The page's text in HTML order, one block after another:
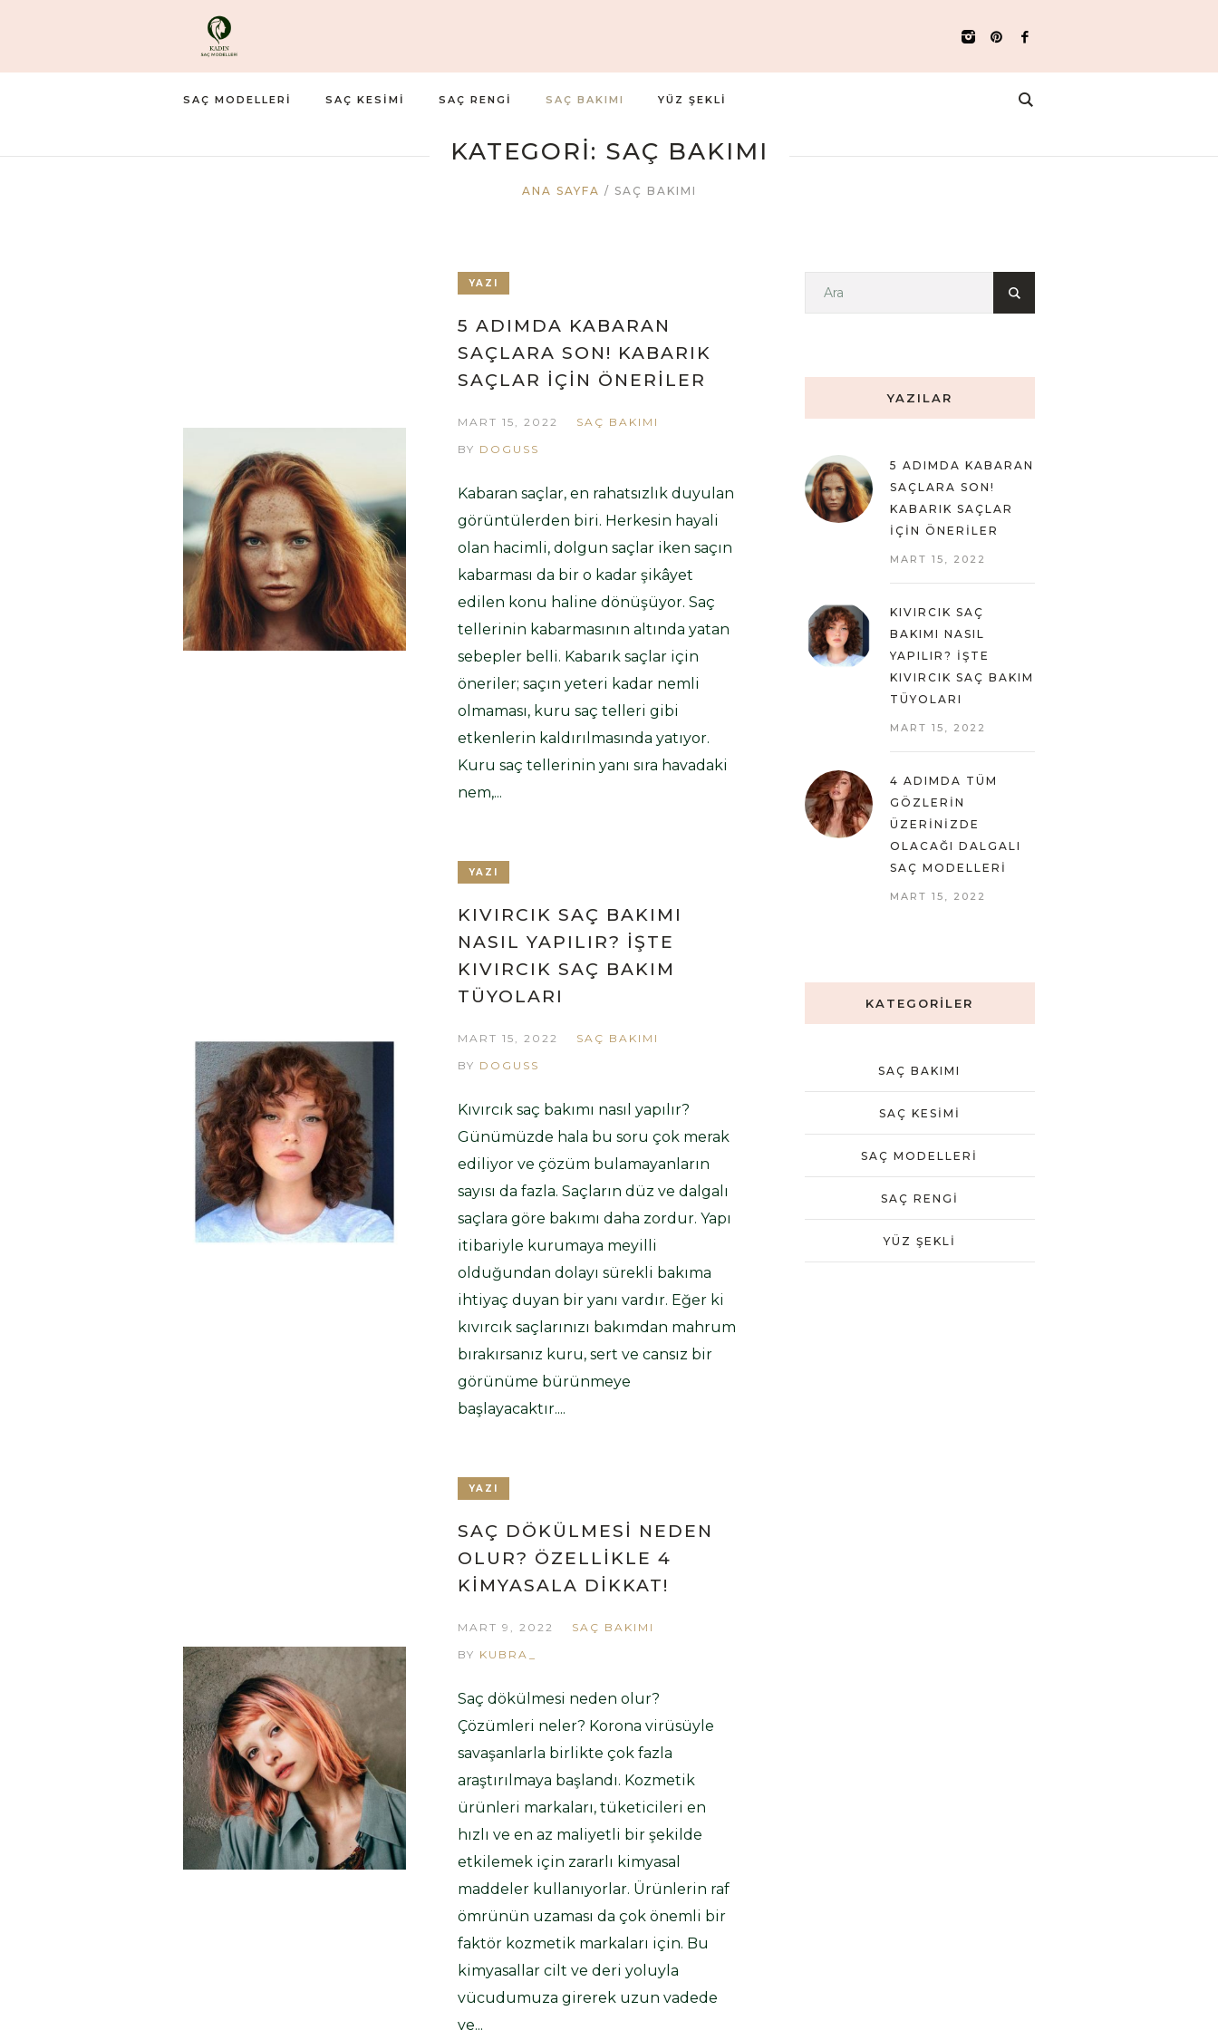
SAÇ MODELLERI SAÇ KESIMI SAÇ RENGI SAÇ BAKIMI YÜZ ŞEKLI
KATEGORI: SAÇ BAKIMI
ANA SAYFA / SAÇ BAKIMI
YAZI
5 ADIMDA KABARAN
SAÇLARA SON! KABARIK
SAÇLAR İÇIN ÖNERILER
MART 15, 2022
SAÇ BAKIMI
BY DOGUSS
Kabaran saçlar, en rahatsızlık duyulan
görüntülerden biri. Herkesin hayali
olan hacimli, dolgun saçlar iken saçın
kabarması da bir o kadar şikâyet
edilen konu haline dönüşüyor. Saç
tellerinin kabarmasının altında yatan
sebepler belli. Kabarık saçlar için
öneriler; saçın yeteri kadar nemli
olmaması, kuru saç telleri gibi
etkenlerin kaldırılmasında yatıyor.
Kuru saç tellerinin yanı sıra havadaki
nem,...
YAZI
KIVIRCIK SAÇ BAKIMI
NASIL YAPILIR? İŞTE
KIVIRCIK SAÇ BAKIM
TÜYOLARI
MART 15, 2022
SAÇ BAKIMI
BY DOGUSS
Kıvırcık saç bakımı nasıl yapılır?
Günümüzde hala bu soru çok merak
ediliyor ve çözüm bulamayanların
sayısı da fazla. Saçların düz ve dalgalı
saçlara göre bakımı daha zordur. Yapı
itibariyle kurumaya meyilli
olduğundan dolayı sürekli bakıma
ihtiyaç duyan bir yanı vardır. Eğer ki
kıvırcık saçlarınızı bakımdan mahrum
bırakırsanız kuru, sert ve cansız bir
görünüme bürünmeye
başlayacaktır....
YAZI
SAÇ DÖKÜLMESI NEDEN
OLUR? ÖZELLIKLE 4
KIMYASALA DIKKAT!
MART 9, 2022
SAÇ BAKIMI
BY KUBRA_
Saç dökülmesi neden olur?
Çözümleri neler? Korona virüsüyle
savaşanlarla birlikte çok fazla
araştırılmaya başlandı. Kozmetik
ürünleri markaları, tüketicileri en
hızlı ve en az maliyetli bir şekilde
etkilemek için zararlı kimyasal
maddeler kullanıyorlar. Ürünlerin raf
ömrünün uzaması da çok önemli bir
faktör kozmetik markaları için. Bu
kimyasallar cilt ve deri yoluyla
vücudumuza girerek uzun vadede
ve...
YAZILAR
5 ADIMDA KABARAN
SAÇLARA SON!
KABARIK SAÇLAR
İÇIN ÖNERILER
MART 15, 2022
KIVIRCIK SAÇ
BAKIMI NASIL
YAPILIR? İŞTE
KIVIRCIK SAÇ BAKIM
TÜYOLARI
MART 15, 2022
4 ADIMDA TÜM
GÖZLERIN
ÜZERINIZDE
OLACAĞI DALGALI
SAÇ MODELLERI
MART 15, 2022
KATEGORILER
SAÇ BAKIMI
SAÇ KESIMI
SAÇ MODELLERI
SAÇ RENGI
YÜZ ŞEKLI